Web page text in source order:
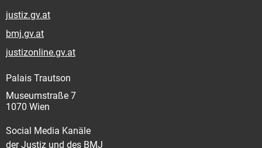
justiz.gv.at
bmj.gv.at
justizonline.gv.at
Palais Trautson
Museumstraße 7
1070 Wien
Social Media Kanäle
der Justiz und des BMJ